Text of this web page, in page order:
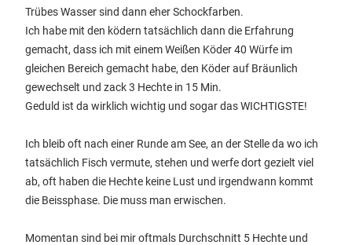
Trübes Wasser sind dann eher Schockfarben.
Ich habe mit den ködern tatsächlich dann die Erfahrung
gemacht, dass ich mit einem Weißen Köder 40 Würfe im
gleichen Bereich gemacht habe, den Köder auf Bräunlich
gewechselt und zack 3 Hechte in 15 Min.
Geduld ist da wirklich wichtig und sogar das WICHTIGSTE!
Ich bleib oft nach einer Runde am See, an der Stelle da wo ich
tatsächlich Fisch vermute, stehen und werfe dort gezielt viel
ab, oft haben die Hechte keine Lust und irgendwann kommt
die Beissphase. Die muss man erwischen.
Momentan sind bei mir oftmals Durchschnitt 5 Hechte und